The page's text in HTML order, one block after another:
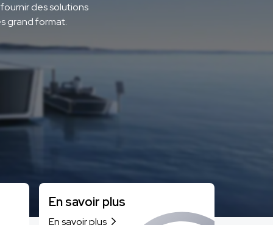
Modèle classique C
Bodor C
des solutions
grand format.
En savoir plus
En savoir plus